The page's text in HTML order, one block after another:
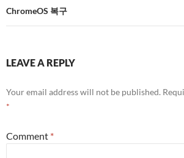
ChromeOS 복구
LEAVE A REPLY
Your email address will not be published.
*
Comment *